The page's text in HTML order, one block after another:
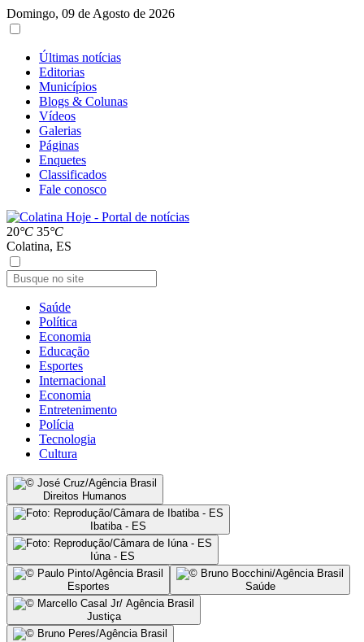
Domingo, 09 de Agosto de 2026
Últimas notícias
Editorias
Municípios
Blogs & Colunas
Vídeos
Galerias
Páginas
Enquetes
Classificados
Fale conosco
20°C 35°C
Colatina, ES
Saúde
Política
Economia
Educação
Esportes
Internacional
Economia
Entretenimento
Polícia
Tecnologia
Cultura
Direitos Humanos
Ibatiba - ES
Iúna - ES
Esportes Saúde
Justiça